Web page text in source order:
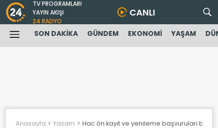
TV PROGRAMLARI
YAYIN AKIŞI
24 RADYO
CANLI
SON DAKİKA GÜNDEM EKONOMİ YAŞAM
Anasayfa Yasam Hac ön kayıt ve yenileme başvuruları